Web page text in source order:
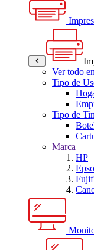
Ver todo
Tipo de
Tipo de
Marca
HP